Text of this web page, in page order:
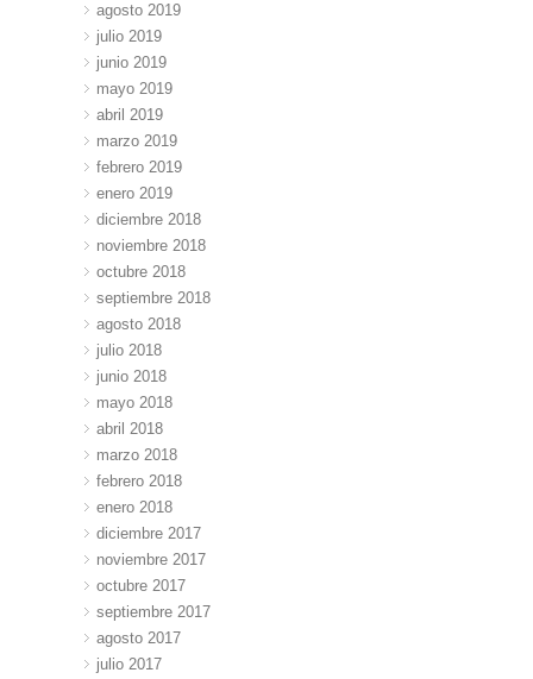
agosto 2019
julio 2019
junio 2019
mayo 2019
abril 2019
marzo 2019
febrero 2019
enero 2019
diciembre 2018
noviembre 2018
octubre 2018
septiembre 2018
agosto 2018
julio 2018
junio 2018
mayo 2018
abril 2018
marzo 2018
febrero 2018
enero 2018
diciembre 2017
noviembre 2017
octubre 2017
septiembre 2017
agosto 2017
julio 2017